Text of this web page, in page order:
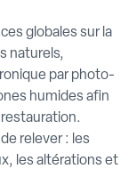
globales sur la
naturels,
par photo-
humides afin
relever : les
les altérations et